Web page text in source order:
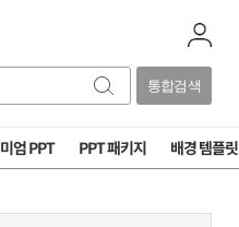
통합검색
엄 PPT PPT 패키지 배경 템플릿